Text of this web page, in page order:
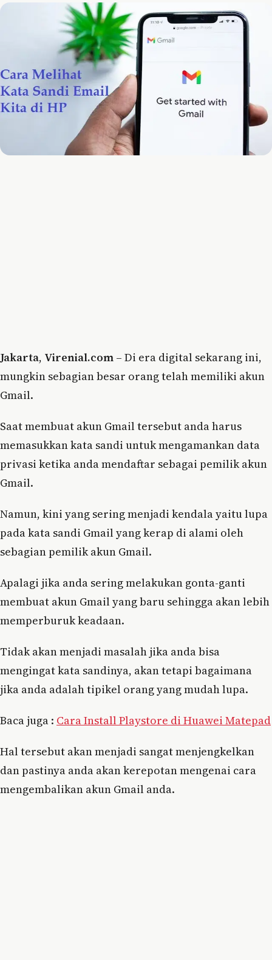
Jakarta, Virenial.com – Di era digital sekarang ini,
mungkin sebagian besar orang telah memiliki akun
Gmail.
Saat membuat akun Gmail tersebut anda harus
memasukkan kata sandi untuk mengamankan data
privasi ketika anda mendaftar sebagai pemilik akun
Gmail.
Namun, kini yang sering menjadi kendala yaitu lupa
pada kata sandi Gmail yang kerap di alami oleh
sebagian pemilik akun Gmail.
Apalagi jika anda sering melakukan gonta-ganti
membuat akun Gmail yang baru sehingga akan lebih
memperburuk keadaan.
Tidak akan menjadi masalah jika anda bisa
mengingat kata sandinya, akan tetapi bagaimana
jika anda adalah tipikel orang yang mudah lupa.
Baca juga : Cara Install Playstore di Huawei Matepad
Hal tersebut akan menjadi sangat menjengkelkan
dan pastinya anda akan kerepotan mengenai cara
mengembalikan akun Gmail anda.